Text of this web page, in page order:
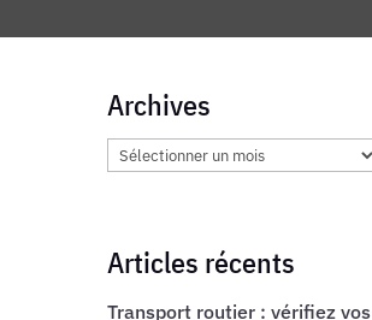
Archives
Archives
Articles récents
Transport routier : vérifiez vos